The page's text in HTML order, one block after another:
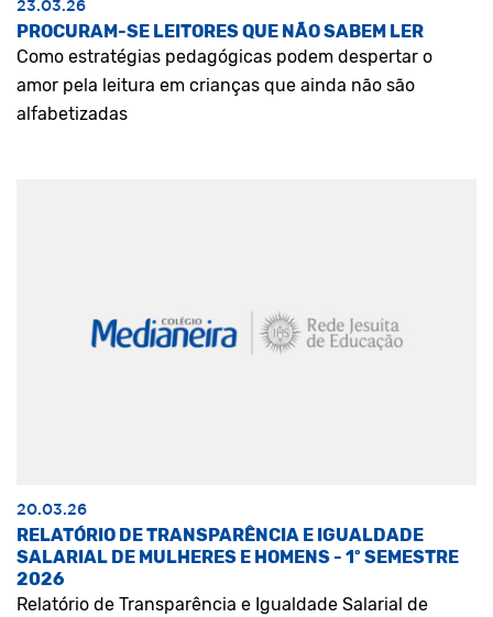
23.03.26
PROCURAM-SE LEITORES QUE NÃO SABEM LER
Como estratégias pedagógicas podem despertar o
amor pela leitura em crianças que ainda não são
alfabetizadas
20.03.26
RELATÓRIO DE TRANSPARÊNCIA E IGUALDADE
SALARIAL DE MULHERES E HOMENS - 1º SEMESTRE
2026
Relatório de Transparência e Igualdade Salarial de